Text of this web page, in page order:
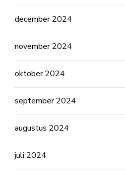
december 2024
november 2024
oktober 2024
september 2024
augustus 2024
juli 2024